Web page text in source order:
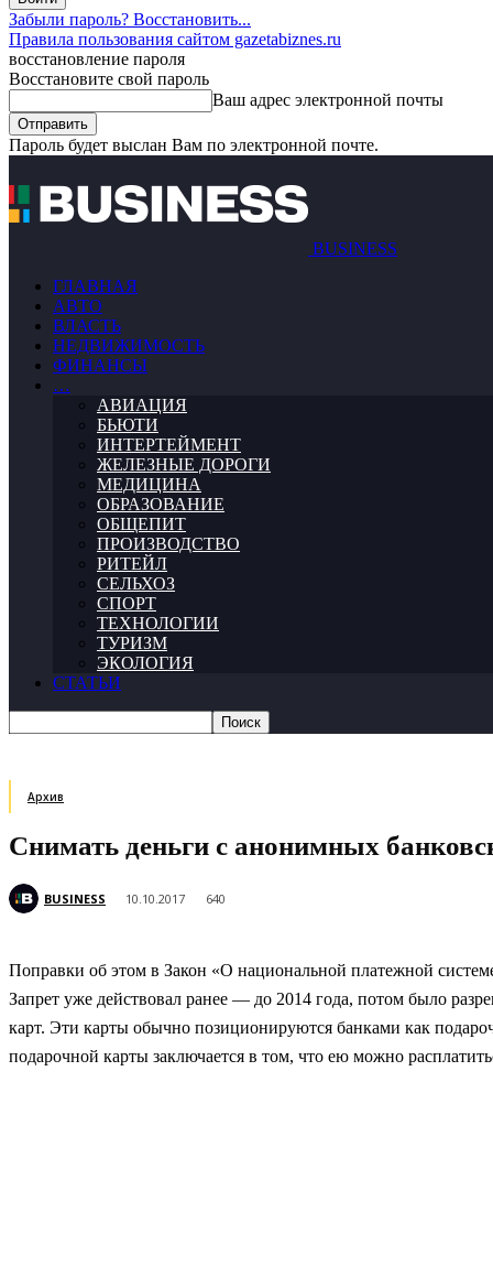
Забыли пароль? Восстановить...
Правила пользования сайтом gazetabiznes.ru
восстановление пароля
Восстановите свой пароль
Ваш адрес электронной почты
Пароль будет выслан Вам по электронной почте.
BUSINESS
ГЛАВНАЯ
АВТО
ВЛАСТЬ
НЕДВИЖИМОСТЬ
ФИНАНСЫ
…
АВИАЦИЯ
БЬЮТИ
ИНТЕРТЕЙМЕНТ
ЖЕЛЕЗНЫЕ ДОРОГИ
МЕДИЦИНА
ОБРАЗОВАНИЕ
ОБЩЕПИТ
ПРОИЗВОДСТВО
РИТЕЙЛ
СЕЛЬХОЗ
СПОРТ
ТЕХНОЛОГИИ
ТУРИЗМ
ЭКОЛОГИЯ
СТАТЬИ
Архив
Снимать деньги с анонимных
BUSINESS 10.10.2017 640
Поправки об этом в Закон «О национальной платежной
Запрет уже действовал ранее — до 2014 года, потом было
карт. Эти карты обычно позиционируются банками как
подарочной карты заключается в том, что ею можно